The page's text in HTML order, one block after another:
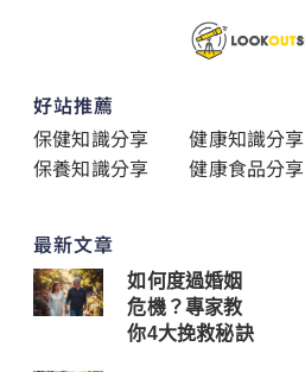
好站推薦
保健知識分享
健康知識分享
保養知識分享
健康食品分享
最新文章
如何度過婚姻
危機？專家教
你4大挽救秘訣